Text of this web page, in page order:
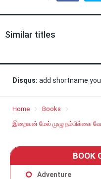
Similar titles
Disqus: add shortname
Home
Books
இறைவன் மேல் முழு நம்பிக்கை
BOOK
Adventure